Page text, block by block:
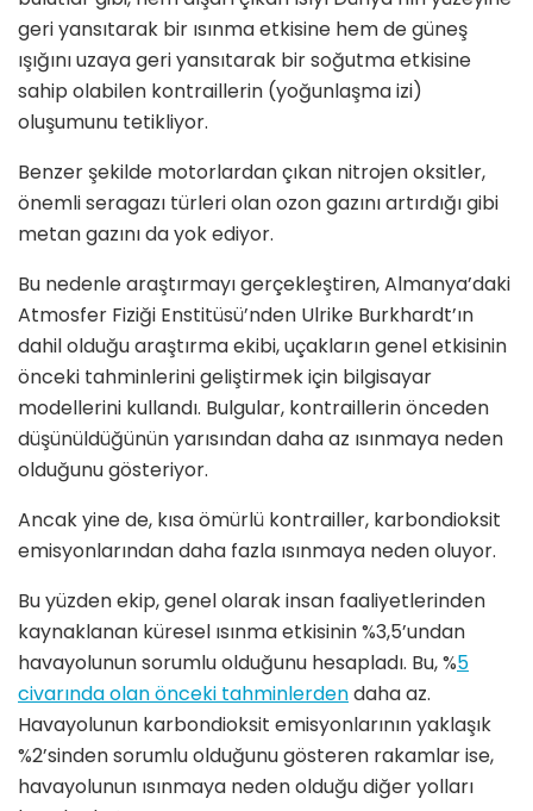
geri yansıtarak bir ısınma etkisine hem de güneş
ışığını uzaya geri yansıtarak bir soğutma etkisine
sahip olabilen kontraillerin (yoğunlaşma izi)
oluşumunu tetikliyor.
Benzer şekilde motorlardan çıkan nitrojen oksitler,
önemli seragazı türleri olan ozon gazını artırdığı gibi
metan gazını da yok ediyor.
Bu nedenle araştırmayı gerçekleştiren, Almanya’daki
Atmosfer Fiziği Enstitüsü’nden Ulrike Burkhardt’ın
dahil olduğu araştırma ekibi, uçakların genel etkisinin
önceki tahminlerini geliştirmek için bilgisayar
modellerini kullandı. Bulgular, kontraillerin önceden
düşünüldüğünün yarısından daha az ısınmaya neden
olduğunu gösteriyor.
Ancak yine de, kısa ömürlü kontrailler, karbondioksit
emisyonlarından daha fazla ısınmaya neden oluyor.
Bu yüzden ekip, genel olarak insan faaliyetlerinden
kaynaklanan küresel ısınma etkisinin %3,5’undan
havayolunun sorumlu olduğunu hesapladı. Bu, %5
civarında olan önceki tahminlerdendaha az.
Havayolunun karbondioksit emisyonlarının yaklaşık
%2’sinden sorumlu olduğunu gösteren rakamlar ise,
havayolunun ısınmaya neden olduğu diğer yolları